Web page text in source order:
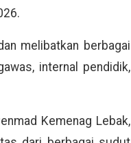
melibatkan berbagai
internal pendidik,
Kemenag Lebak,